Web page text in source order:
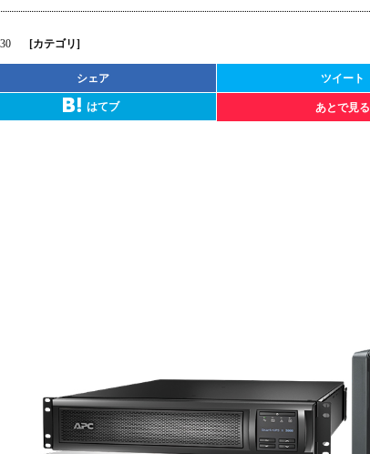
[カテゴリ]
シェア ツイート
はてブ あとで見る